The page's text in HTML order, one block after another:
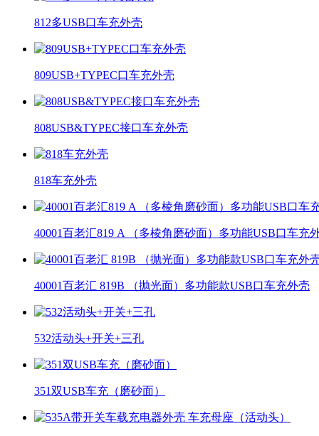
812多USB口车充外壳
809USB+TYPEC口车充外壳
808USB&TYPEC接口车充外壳
818车充外壳
40001百老汇819 A （多棱角磨砂面）多功能USB口车充
40001百老汇 819B （抛光面）多功能款USB口车充外壳
532活动头+开关+三孔
351双USB车充（磨砂面）